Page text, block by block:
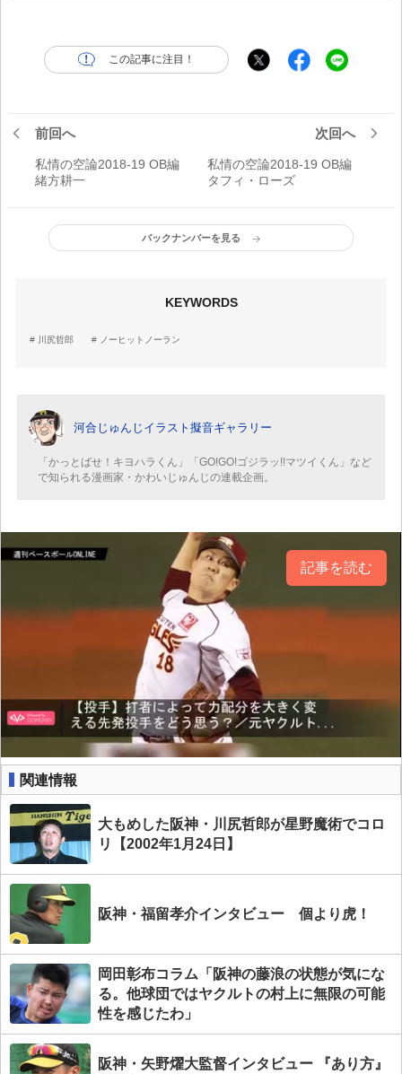
この記事に注目！
前回へ
私情の空論2018-19 OB編
緒方耕一
次回へ
私情の空論2018-19 OB編
タフィ・ローズ
バックナンバーを見る
KEYWORDS
川尻哲郎 ノーヒットノーラン
河合じゅんじイラスト擬音ギャラリー
「かっとばせ！キヨハラくん」「GO!GO!ゴジラッ!!マツイくん」など
で知られる漫画家・かわいじゅんじの連載企画。
記事を読む
関連情報
大もめした阪神・川尻哲郎が星野魔術でコロ
リ【2002年1月24日】
阪神・福留孝介インタビュー 個より虎！
岡田彰布コラム「阪神の藤浪の状態が気にな
る。他球団ではヤクルトの村上に無限の可能
性を感じたわ」
阪神・矢野燿大監督インタビュー 『あり方』